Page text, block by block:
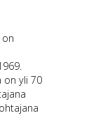
on
on yli 70